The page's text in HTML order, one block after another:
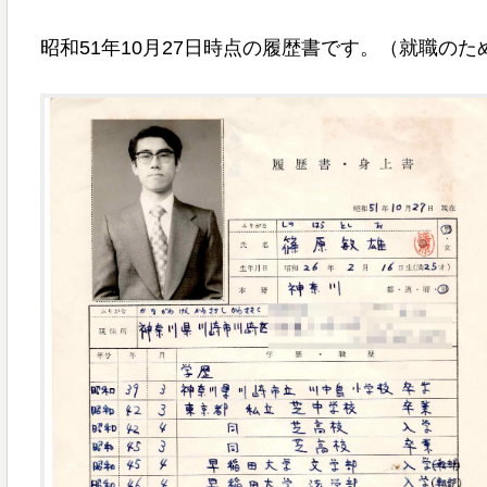
昭和51年10月27日時点の履歴書です。（就職のた